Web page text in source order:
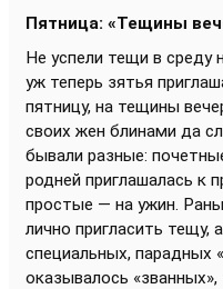
Пятница: «Тещины
Не успели тещи в среду
уж теперь зятья
пятницу, на тещины
своих жен блинами да
бывали разные:
родней приглашалась к
простые — на ужин.
лично пригласить тещу,
специальных, парадных
оказывалось